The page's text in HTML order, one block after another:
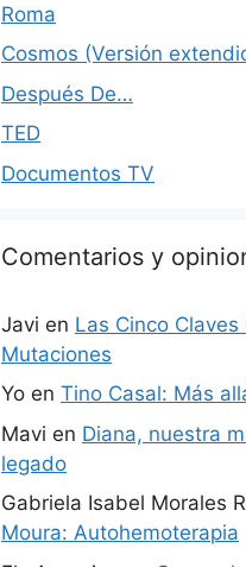
Roma
Cosmos (Versión
Después De…
TED
Documentos TV
Comentarios y
Javi en Las Cinco Claves
Mutaciones
Yo en Tino Casal: Más
Mavi en Diana, nuestra
legado
Gabriela Isabel Morales
Moura: Autohemoterapia